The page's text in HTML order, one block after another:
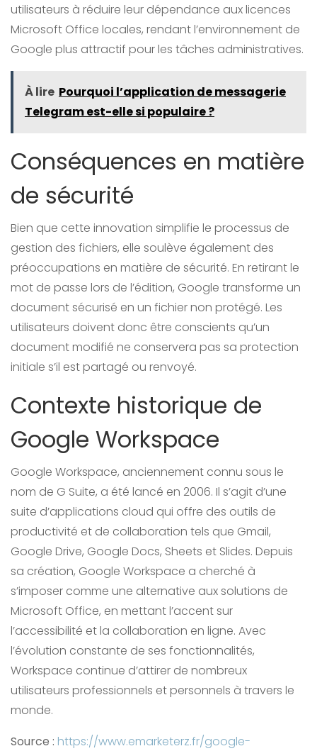
utilisateurs à réduire leur dépendance aux licences
Microsoft Office locales, rendant l’environnement de
Google plus attractif pour les tâches administratives.
À lire Pourquoi l’application de messagerie
Telegram est-elle si populaire ?
Conséquences en matière
de sécurité
Bien que cette innovation simplifie le processus de
gestion des fichiers, elle soulève également des
préoccupations en matière de sécurité. En retirant le
mot de passe lors de l’édition, Google transforme un
document sécurisé en un fichier non protégé. Les
utilisateurs doivent donc être conscients qu’un
document modifié ne conservera pas sa protection
initiale s’il est partagé ou renvoyé.
Contexte historique de
Google Workspace
Google Workspace, anciennement connu sous le
nom de G Suite, a été lancé en 2006. Il s’agit d’une
suite d’applications cloud qui offre des outils de
productivité et de collaboration tels que Gmail,
Google Drive, Google Docs, Sheets et Slides. Depuis
sa création, Google Workspace a cherché à
s’imposer comme une alternative aux solutions de
Microsoft Office, en mettant l’accent sur
l’accessibilité et la collaboration en ligne. Avec
l’évolution constante de ses fonctionnalités,
Workspace continue d’attirer de nombreux
utilisateurs professionnels et personnels à travers le
monde.
Source : https://www.emarketerz.fr/google-